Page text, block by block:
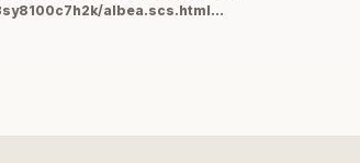
albea.scs.html…